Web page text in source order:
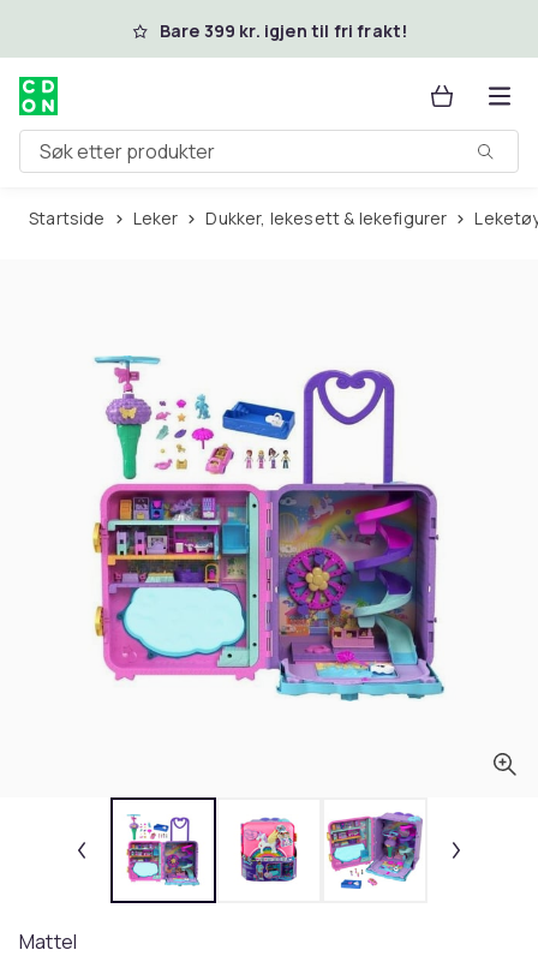
Hopp til hovedinnholdBare 399 kr. igjen til fri frakt!
Søk etter produkter
Startside Leker Dukker, lekesett & lekefigurer
Mattel